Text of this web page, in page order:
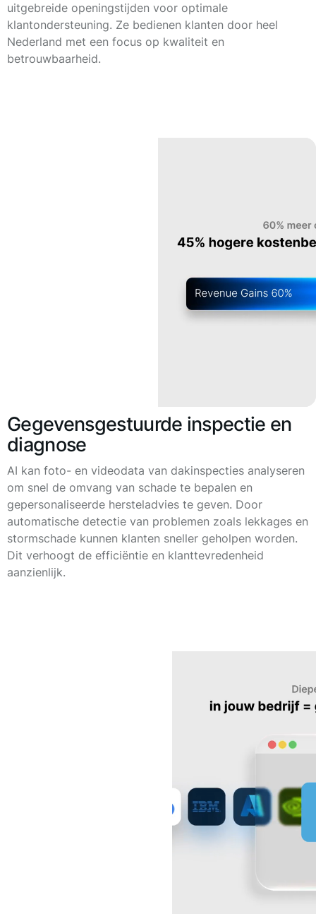
uitgebreide openingstijden voor optimale
klantondersteuning. Ze bedienen klanten door heel
Nederland met een focus op kwaliteit en
betrouwbaarheid.
Gegevensgestuurde inspectie en
diagnose
AI kan foto- en videodata van dakinspecties analyseren
om snel de omvang van schade te bepalen en
gepersonaliseerde hersteladvies te geven. Door
automatische detectie van problemen zoals lekkages en
stormschade kunnen klanten sneller geholpen worden.
Dit verhoogt de efficiëntie en klanttevredenheid
aanzienlijk.